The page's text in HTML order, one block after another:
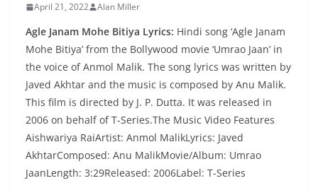
April 21, 2022 Alan Miller
Agle Janam Mohe Bitiya Lyrics: Hindi song ‘Agle Janam
Mohe Bitiya’ from the Bollywood movie ‘Umrao Jaan’ in
the voice of Anmol Malik. The song lyrics was written by
Javed Akhtar and the music is composed by Anu Malik.
This film is directed by J. P. Dutta. It was released in
2006 on behalf of T-Series.The Music Video Features
Aishwariya RaiArtist: Anmol MalikLyrics: Javed
AkhtarComposed: Anu MalikMovie/Album: Umrao
JaanLength: 3:29Released: 2006Label: T-Series